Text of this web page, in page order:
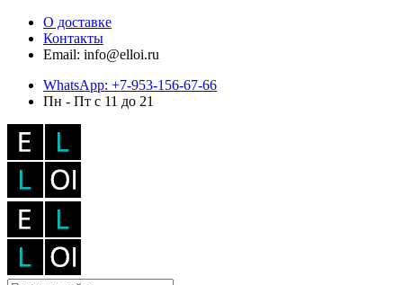
О доставке
Контакты
Email: info@elloi.ru
WhatsApp: +7-953-156-67-66
Пн - Пт с 11 до 21